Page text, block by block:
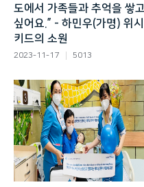
도에서 가족들과 추억을 쌓고
싶어요.” - 하민우(가명) 위시
키드의 소원
2023-11-17 5013